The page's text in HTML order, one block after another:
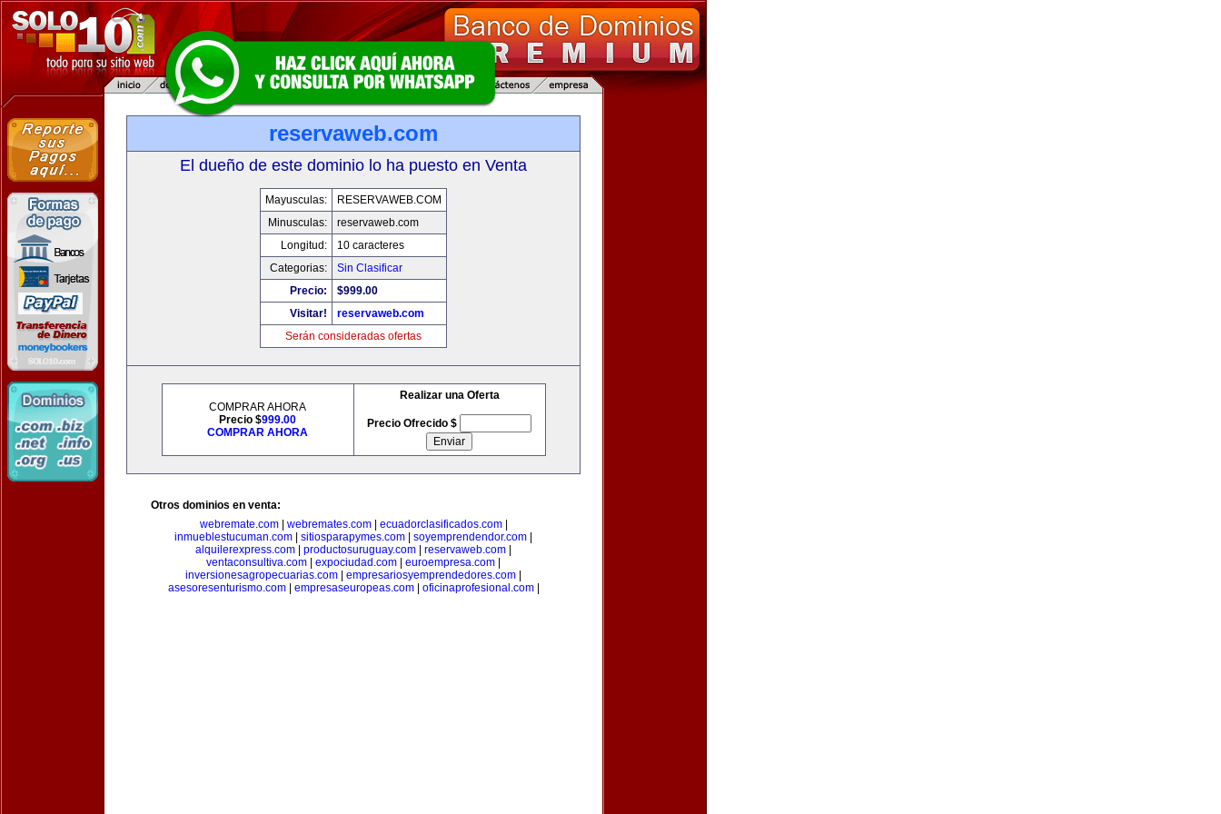
reservaweb.com
El dueño de este dominio lo ha puesto en Venta
Mayusculas:
RESERVAWEB.COM
Minusculas:
reservaweb.com
Longitud:
10 caracteres
Categorias:
Sin Clasificar
Precio:
$999.00
Visitar!
reservaweb.com
Serán consideradas ofertas
COMPRAR AHORA
Precio $999.00
COMPRAR AHORA
Realizar una Oferta
Precio Ofrecido $
Otros dominios en venta:
webremate.com| webremates.com| ecuadorclasificados.com|
inmueblestucuman.com
sitiosparapymes.com soyemprendendor.com
alquilerexpress.com
productosuruguay.com reservaweb.com
ventaconsultiva.com
expociudad.com euroempresa.com
inversionesagropecuarias.com
empresariosyemprendedores.com
asesoresenturismo.com| empresaseuropeas.com| oficinaprofesional.com|